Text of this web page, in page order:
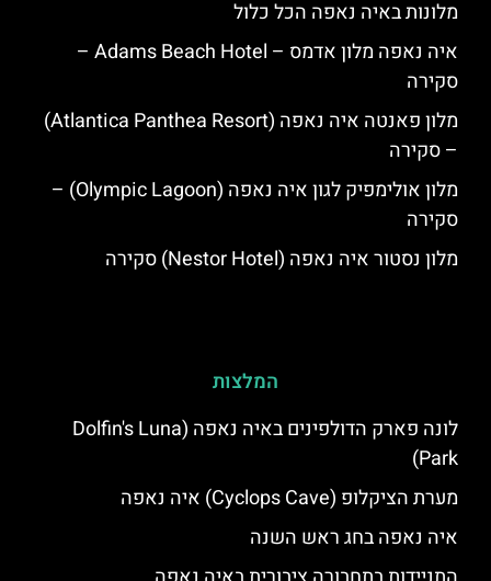
מלונות באיה נאפה הכל כלול
איה נאפה מלון אדמס – Adams Beach Hotel –
סקירה
מלון פאנטה איה נאפה (Atlantica Panthea Resort)
– סקירה
מלון אולימפיק לגון איה נאפה (Olympic Lagoon) –
סקירה
מלון נסטור איה נאפה (Nestor Hotel) סקירה
המלצות
לונה פארק הדולפינים באיה נאפה (Dolfin's Luna
Park)
מערת הציקלופ (Cyclops Cave) איה נאפה
איה נאפה בחג ראש השנה